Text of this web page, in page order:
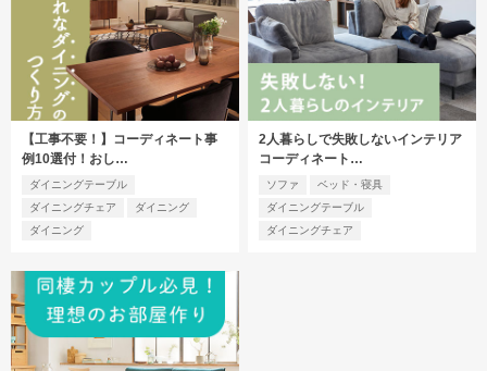
【工事不要！】コーディネート事
例10選付！おし…
ダイニングテーブル
ダイニングチェア
ダイニング
ダイニング
2人暮らしで失敗しないインテリア
コーディネート…
ソファ
ベッド・寝具
ダイニングテーブル
ダイニングチェア